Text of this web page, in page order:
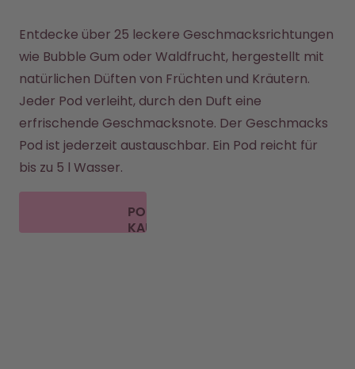
Entdecke über 25 leckere Geschmacksrichtungen
wie Bubble Gum oder Waldfrucht, hergestellt mit
natürlichen Düften von Früchten und Kräutern.
Jeder Pod verleiht, durch den Duft eine
erfrischende Geschmacksnote. Der Geschmacks
Pod ist jederzeit austauschbar. Ein Pod reicht für
bis zu 5 l Wasser.
PODS
KAUFEN